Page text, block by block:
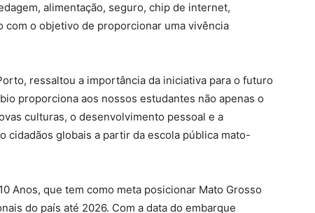
alimentação, seguro, chip de internet,
o objetivo de proporcionar uma vivência
ressaltou a importância da iniciativa para o futuro
proporciona aos nossos estudantes não apenas o
culturas, o desenvolvimento pessoal e a
cidadãos globais a partir da escola pública mato-
Anos, que tem como meta posicionar Mato Grosso
do país até 2026. Com a data do embarque